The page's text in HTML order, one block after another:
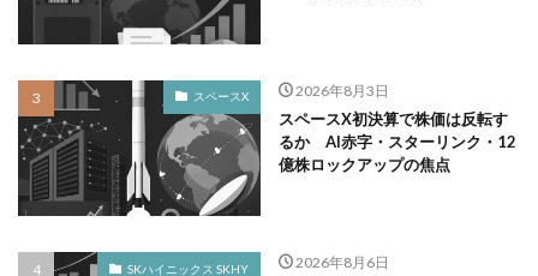
スペースX 2026年8月3日
スペースX初決算で株価は反転す
るか AI赤字・スターリンク・12
億株ロックアップの焦点
SKハイニックス SKHY 2026年8月6日